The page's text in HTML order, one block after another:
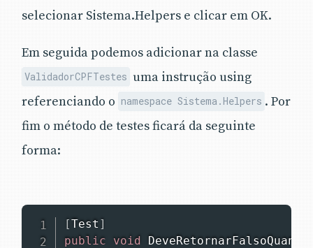
selecionar Sistema.Helpers e clicar em OK.
Em seguida podemos adicionar na classe
ValidadorCPFTestes uma instrução using
referenciando o namespace Sistema.Helpers . Por
fim o método de testes ficará da seguinte
forma:
[Test ]
public
void